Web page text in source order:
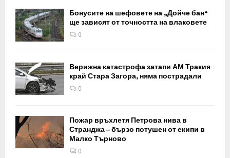
Бонусите на шефовете на „Дойче бан“
ще зависят от точността на влаковете
0
Верижна катастрофа затапи АМ Тракия
край Стара Загора, няма пострадали
0
Пожар връхлетя Петрова нива в
Странджа – бързо потушен от екипи в
Малко Търново
0